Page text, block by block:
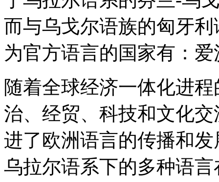
而与乌戈尔语族的匈牙
为官方语言的国家有：
随着全球经济一体化进
治、经贸、科技和文化
进了欧洲语言的传播和
乌拉尔语系下的多种语